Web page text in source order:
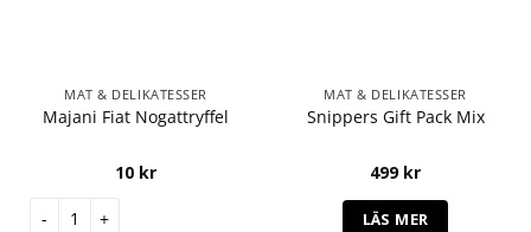
MAT & DELIKATESSER
Majani Fiat Nogattryffel
10 kr
Majani Fiat Nogattryffel mängd
MAT & DELIKATESSER
Snippers Gift Pack Mix
499 kr
LÄS MER